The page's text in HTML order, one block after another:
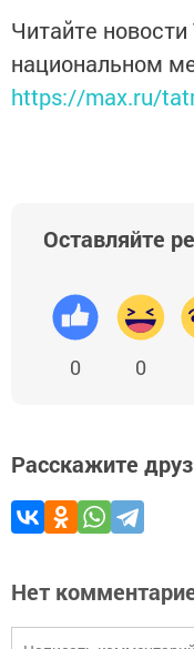
Читайте
национальном
https://max.ru/
Оставляйте
0 0
Расскажите
Нет